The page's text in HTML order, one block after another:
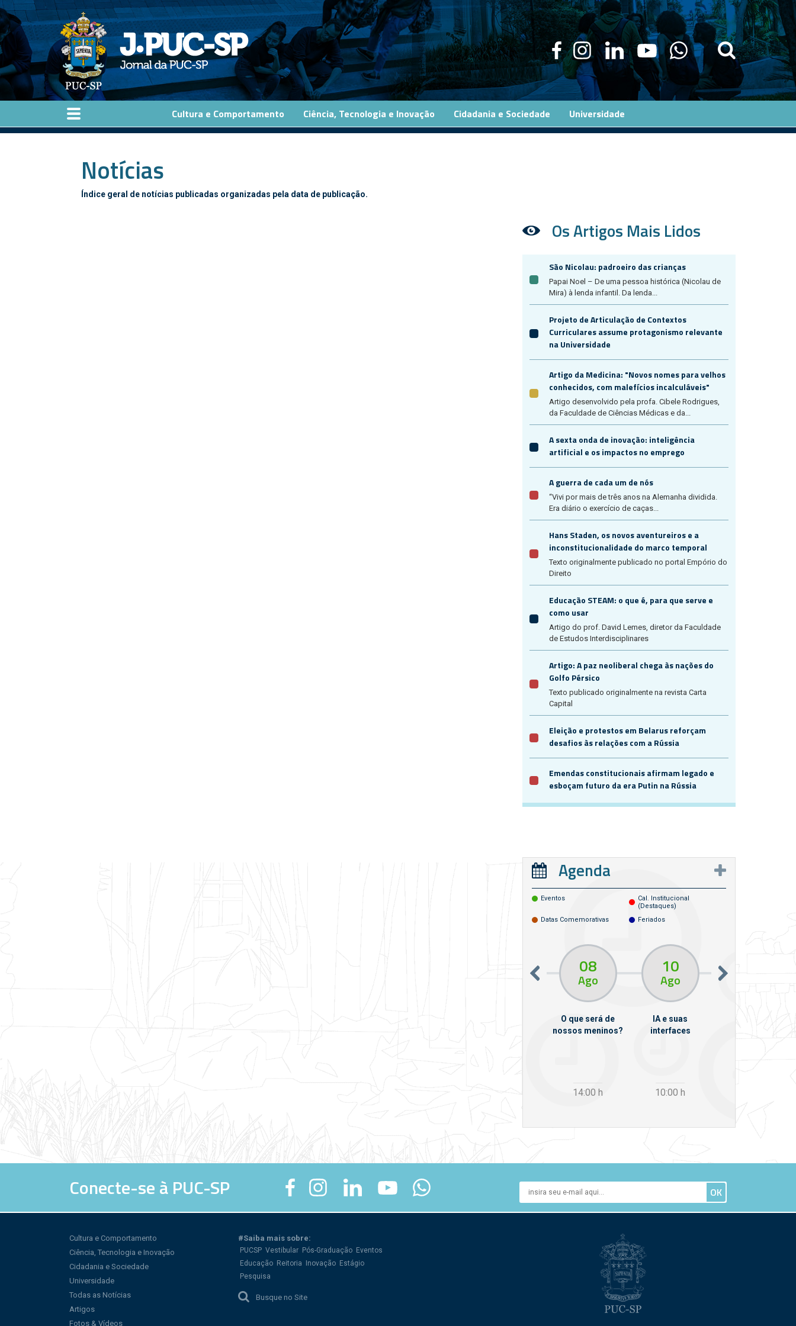
Pular para o conteúdo principal
Cultura e Comportamento Ciência, Tecnologia e Inovação Cidadania e Sociedade Universidade
Notícias
Índice geral de notícias publicadas organizadas pela data de publicação.
Os Artigos Mais Lidos
São Nicolau: padroeiro das crianças
Papai Noel – De uma pessoa histórica (Nicolau de
Mira) à lenda infantil. Da lenda...
Projeto de Articulação de Contextos
Curriculares assume protagonismo relevante
na Universidade
Artigo da Medicina: "Novos nomes para velhos
conhecidos, com malefícios incalculáveis"
Artigo desenvolvido pela profa. Cibele Rodrigues,
da Faculdade de Ciências Médicas e da...
A sexta onda de inovação: inteligência
artificial e os impactos no emprego
A guerra de cada um de nós
“Vivi por mais de três anos na Alemanha dividida.
Era diário o exercício de caças...
Hans Staden, os novos aventureiros e a
inconstitucionalidade do marco temporal
Texto originalmente publicado no portal Empório do
Direito
Educação STEAM: o que é, para que serve e
como usar
Artigo do prof. David Lemes, diretor da Faculdade
de Estudos Interdisciplinares
Artigo: A paz neoliberal chega às nações do
Golfo Pérsico
Texto publicado originalmente na revista Carta
Capital
Eleição e protestos em Belarus reforçam
desafios às relações com a Rússia
Emendas constitucionais afirmam legado e
esboçam futuro da era Putin na Rússia
Agenda
Eventos
Cal. Institucional
(destaques)
Datas Comemorativas
Feriados
08
Ago
O que será de
nossos meninos?
14:00 h
10
Ago
IA e suas
interfaces
10:00 h
Conecte-se à PUC-SP
Cultura e Comportamento
Ciência, Tecnologia e Inovação
Cidadania e Sociedade
Universidade
Todas as Notícias
Artigos
Fotos & Vídeos
#Saiba mais sobre:
PUCSP Vestibular Pós-Graduação Eventos
Educação Reitoria Inovação Estágio
Pesquisa
Busque no Site